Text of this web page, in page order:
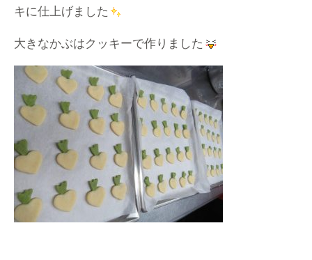
キに仕上げました
大きなかぶはクッキーで作りました